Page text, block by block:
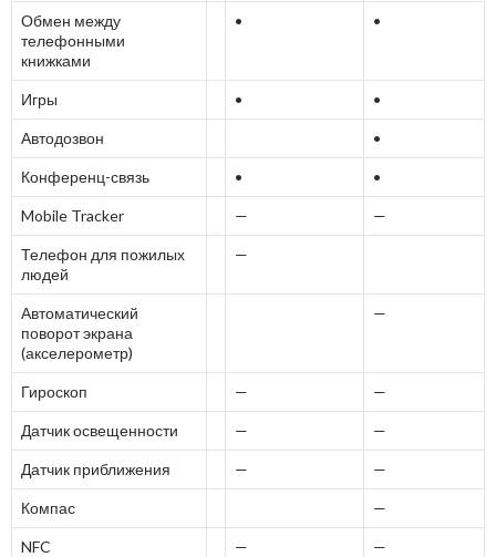
Обмен между
телефонными
книжками
• •
Игры • •
Автодозвон •
Конференц-связь • •
Mobile Tracker — —
Телефон для пожилых
людей
—
Автоматический
поворот экрана
(акселерометр)
—
Гироскоп — —
Датчик освещенности — —
Датчик приближения — —
Компас —
NFC — —